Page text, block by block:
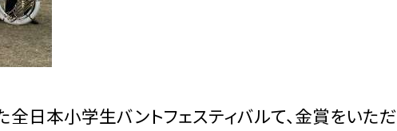
日本小学生バントフェスティバルて、金賞をいただ